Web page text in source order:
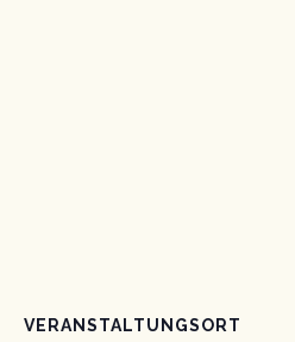
VERANSTALTUNGSORT